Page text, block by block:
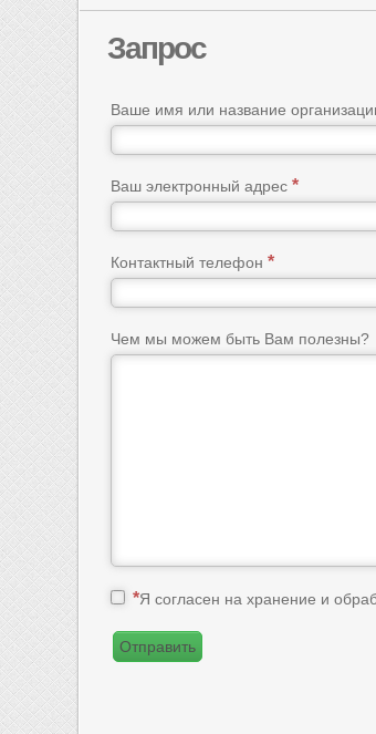
Запрос
Ваше имя или название
Ваш электронный адрес
Контактный телефон
Чем мы можем быть Вам полезны?
Я согласен на хранение и
Отправить